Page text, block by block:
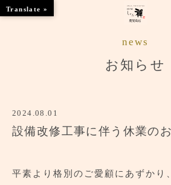
ブランドトップ
news
お知らせ
2024.08.01
設備改修工事に伴う休業の
平素より格別のご愛顧にあずかり
Translate »